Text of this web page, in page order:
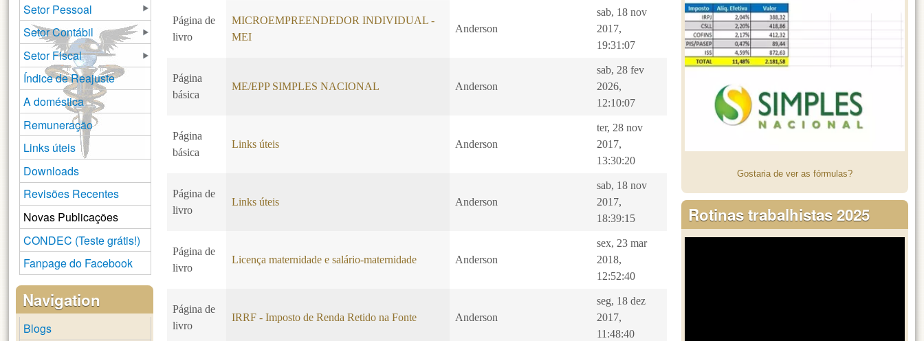
Página de
livro
MICROEMPREENDEDOR INDIVIDUAL -
MEI
Anderson
sab, 18 nov
2017,
19:31:07
Página
básica
ME/EPP SIMPLES NACIONAL Anderson
sab, 28 fev
2026,
12:10:07
Página
básica
Links úteis Anderson
ter, 28 nov
2017,
13:30:20
Página de
livro
Links úteis Anderson
sab, 18 nov
2017,
18:39:15
Página de
livro
Licença maternidade e salário-maternidade Anderson
sex, 23 mar
2018,
12:52:40
Página de
livro
IRRF - Imposto de Renda Retido na Fonte Anderson
seg, 18 dez
2017,
11:48:40
Setor Pessoal
Setor Contábil
Setor Fiscal
Índice de Reajuste
A doméstica
Remuneração
Links úteis
Downloads
Revisões Recentes
Novas Publicações
CONDEC (Teste grátis!)
Fanpage do Facebook
Navigation
Blogs
Gostaria de ver as fórmulas?
Rotinas trabalhistas 2025